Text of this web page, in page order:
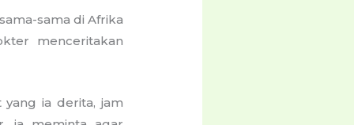
sama di Afrika
menceritakan
ia derita, jam